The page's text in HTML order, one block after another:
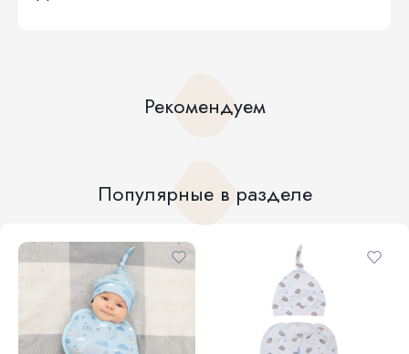
Рекомендуем
Популярные в разделе